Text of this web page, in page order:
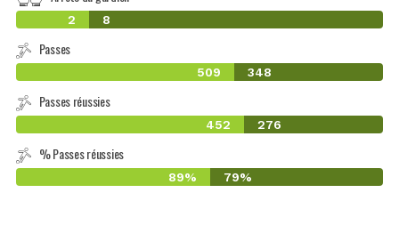
2 8
Passes
509 348
Passes réussies
452 276
% Passes réussies
89% 79%